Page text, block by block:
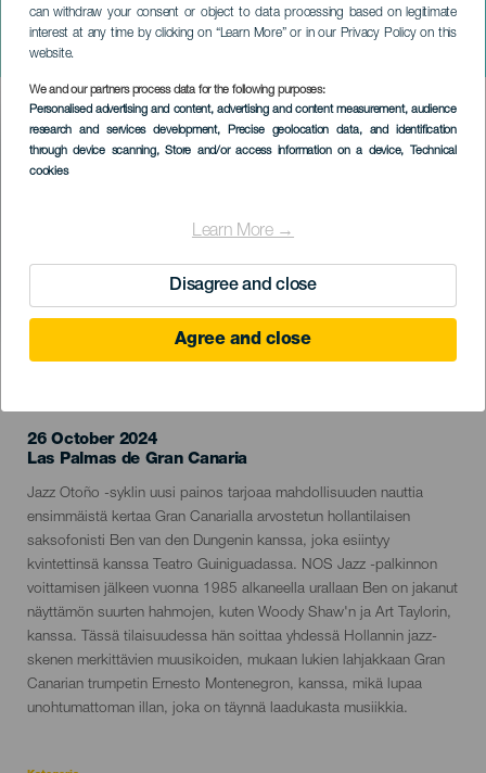
can withdraw your consent or object to data processing based on legitimate
interest at any time by clicking on “Learn More” or in our Privacy Policy on this
website.
We and our partners process data for the following purposes:
Personalised advertising and content, advertising and content measurement, audience
research and services development, Precise geolocation data, and identification
through device scanning, Store and/or access information on a device, Technical
cookies
Learn More →
Disagree and close
Agree and close
The Art of Coltrane
GRAN CANARIA
Imagen
Listado
26 October 2024
Localidad
Las Palmas de Gran Canaria
Descripción
del
evento
Jazz Otoño -syklin uusi painos tarjoaa mahdollisuuden nauttia
ensimmäistä kertaa Gran Canarialla arvostetun hollantilaisen
saksofonisti Ben van den Dungenin kanssa, joka esiintyy
kvintettinsä kanssa Teatro Guiniguadassa. NOS Jazz -palkinnon
voittamisen jälkeen vuonna 1985 alkaneella urallaan Ben on jakanut
näyttämön suurten hahmojen, kuten Woody Shaw'n ja Art Taylorin,
kanssa. Tässä tilaisuudessa hän soittaa yhdessä Hollannin jazz-
skenen merkittävien muusikoiden, mukaan lukien lahjakkaan Gran
Canarian trumpetin Ernesto Montenegron, kanssa, mikä lupaa
unohtumattoman illan, joka on täynnä laadukasta musiikkia.